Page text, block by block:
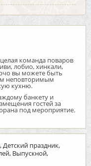
команда поваров
лобио, хинкали,
вы можете быть
неповторимым
кухню.
банкету и
гостей за
под мероприятие.
праздник,
Выпускной,